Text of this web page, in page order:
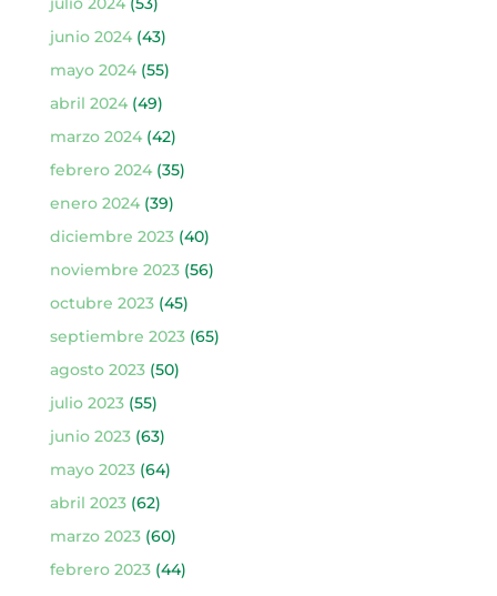
junio 2024(43)
mayo 2024(55)
abril 2024(49)
marzo 2024(42)
febrero 2024(35)
enero 2024(39)
diciembre 2023(40)
noviembre 2023(56)
octubre 2023(45)
septiembre 2023(65)
agosto 2023(50)
julio 2023(55)
junio 2023(63)
mayo 2023(64)
abril 2023(62)
marzo 2023(60)
febrero 2023(44)